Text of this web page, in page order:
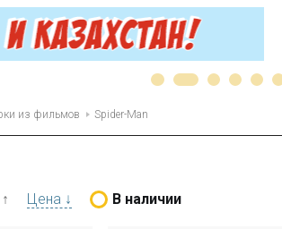
из фильмов Spider-Man
Цена ↓ В наличии